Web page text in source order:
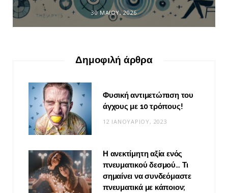
30 ΜΑΪ́ΟΥ, 2026
Δημοφιλή άρθρα
Φυσική αντιμετώπιση του
άγχους με 10 τρόπους!
12 ΙΑΝΟΥΑΡΊΟΥ, 2023
Η ανεκτίμητη αξία ενός
πνευματικού δεσμού… Τι
σημαίνει να συνδεόμαστε
πνευματικά με κάποιον;